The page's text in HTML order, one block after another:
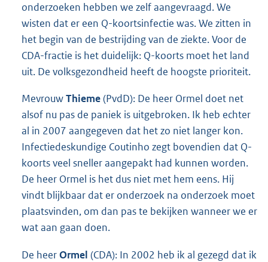
onderzoeken hebben we zelf aangevraagd. We
wisten dat er een Q-koortsinfectie was. We zitten in
het begin van de bestrijding van de ziekte. Voor de
CDA-fractie is het duidelijk: Q-koorts moet het land
uit. De volksgezondheid heeft de hoogste prioriteit.
MevrouwThieme(PvdD): De heer Ormel doet net
alsof nu pas de paniek is uitgebroken. Ik heb echter
al in 2007 aangegeven dat het zo niet langer kon.
Infectiedeskundige Coutinho zegt bovendien dat Q-
koorts veel sneller aangepakt had kunnen worden.
De heer Ormel is het dus niet met hem eens. Hij
vindt blijkbaar dat er onderzoek na onderzoek moet
plaatsvinden, om dan pas te bekijken wanneer we er
wat aan gaan doen.
De heerOrmel (CDA): In 2002 heb ik al gezegd dat ik